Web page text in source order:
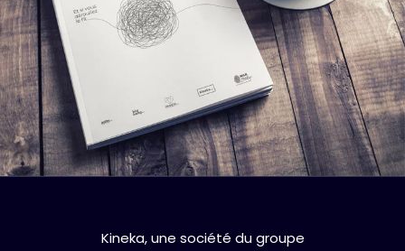
Kineka, une société du groupe